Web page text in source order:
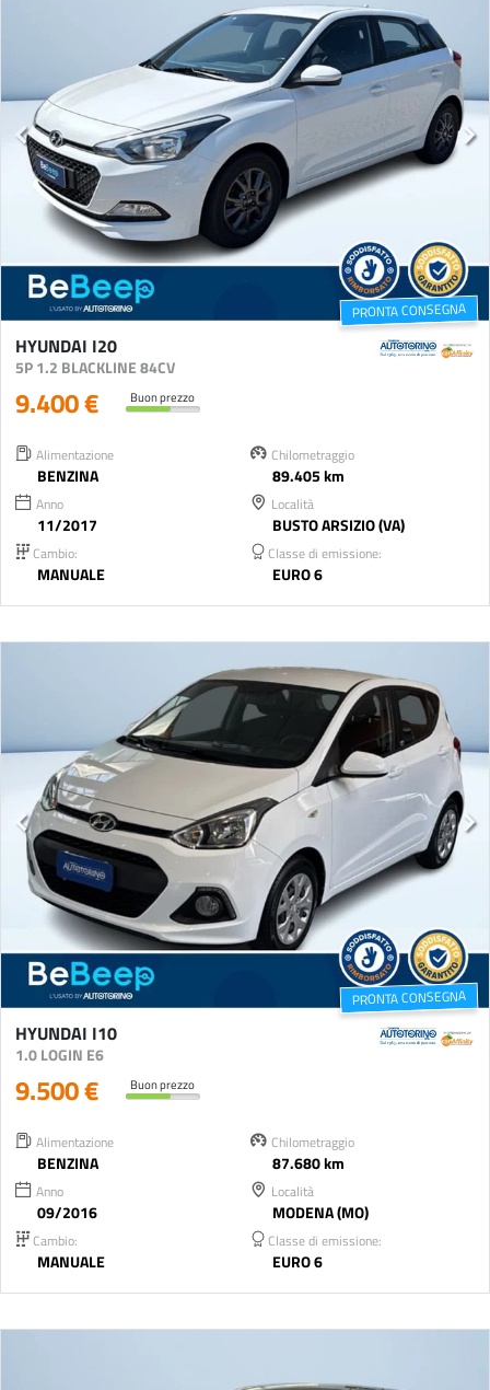
PRONTA CONSEGNA
HYUNDAI I20
5P 1.2 BLACKLINE 84CV
9.400 € Buon prezzo
Alimentazione
BENZINA
Chilometraggio
89.405 km
Anno
11/2017
Località
BUSTO ARSIZIO (VA)
Cambio:
MANUALE
Classe di emissione:
EURO 6
PRONTA CONSEGNA
HYUNDAI I10
1.0 LOGIN E6
9.500 € Buon prezzo
Alimentazione
BENZINA
Chilometraggio
87.680 km
Anno
09/2016
Località
MODENA (MO)
Cambio:
MANUALE
Classe di emissione:
EURO 6